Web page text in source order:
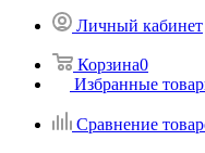
Личный кабинет
Корзина0
Избранные
Сравнение